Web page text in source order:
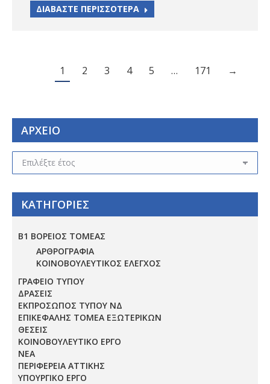
ΔΙΑΒΑΣΤΕ ΠΕΡΙΣΣΟΤΕΡΑ
1 2 3 4 5 … 171 →
ΑΡΧΕΙΟ
ΑΡΧΕΙΟ
ΚΑΤΗΓΟΡΙΕΣ
Β1 ΒΟΡΕΙΟΣ ΤΟΜΕΑΣ
ΑΡΘΡΟΓΡΑΦΙΑ
ΚΟΙΝΟΒΟΥΛΕΥΤΙΚΟΣ ΕΛΕΓΧΟΣ
ΓΡΑΦΕΙΟ ΤΥΠΟΥ
ΔΡΑΣΕΙΣ
ΕΚΠΡΟΣΩΠΟΣ ΤΥΠΟΥ ΝΔ
ΕΠΙΚΕΦΑΛΗΣ ΤΟΜΕΑ ΕΞΩΤΕΡΙΚΩΝ
ΘΕΣΕΙΣ
ΚΟΙΝΟΒΟΥΛΕΥΤΙΚΟ ΕΡΓΟ
ΝΕΑ
ΠΕΡΙΦΕΡΕΙΑ ΑΤΤΙΚΗΣ
ΥΠΟΥΡΓΙΚΟ ΕΡΓΟ